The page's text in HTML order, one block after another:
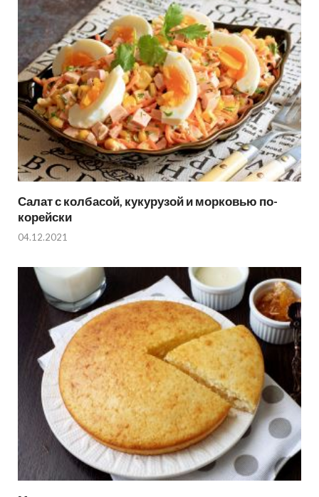
Салат с колбасой, кукурузой и морковью по-
корейски
04.12.2021